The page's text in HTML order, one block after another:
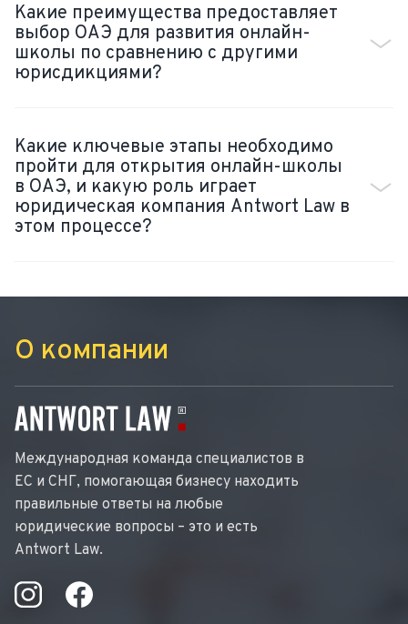
Какие преимущества предоставляет
выбор ОАЭ для развития онлайн-
школы по сравнению с другими
юрисдикциями?
Какие ключевые этапы необходимо
пройти для открытия онлайн-школы
в ОАЭ, и какую роль играет
юридическая компания Antwort Law в
этом процессе?
О компании
Международная команда специалистов в
ЕС и СНГ, помогающая бизнесу находить
правильные ответы на любые
юридические вопросы – это и есть
Antwort Law.